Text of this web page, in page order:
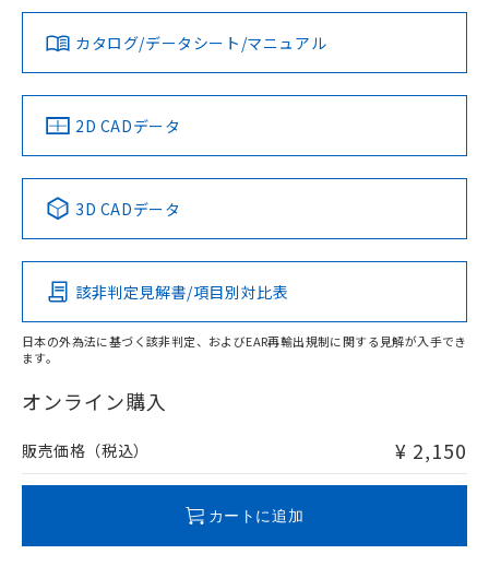
ダウンロードデータをご利用いただく前に、以下を必ずお読
みください。
ソフトウェアの使用条件
対応済み
中国 RoHS 注意事項・凡例
Pb Hg Cd Cr(VI)
O
在庫等で未対応品が混在する可能性があります。
問い合わせください。
カタログ/データシート/マニュアル
2D CADデータ
3D CADデータ
該非判定見解書/項目別対比表
日本の外為法に基づく該非判定、およびEAR再輸出規制に関する見解が入手でき
ます。
オンライン購入
販売価格（税込） ¥ 2,150
カートに追加